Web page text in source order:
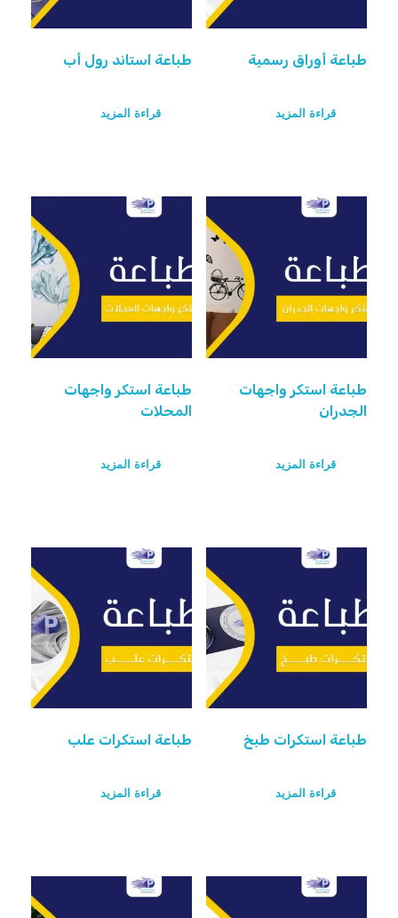
طباعة أوراق رسمية
قراءة المزيد
طباعة استاند رول أب
قراءة المزيد
طباعة استكر واجهات
الجدران
قراءة المزيد
طباعة استكر واجهات
المحلات
قراءة المزيد
طباعة استكرات طبخ
قراءة المزيد
طباعة استكرات علب
قراءة المزيد